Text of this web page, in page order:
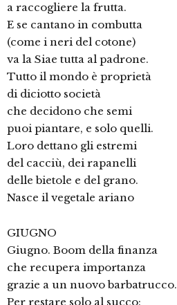
a raccogliere la frutta.
E se cantano in combutta
(come i neri del cotone)
va la Siae tutta al padrone.
Tutto il mondo è proprietà
di diciotto società
che decidono che semi
puoi piantare, e solo quelli.
Loro dettano gli estremi
del cacciù, dei rapanelli
delle bietole e del grano.
Nasce il vegetale ariano
GIUGNO
Giugno. Boom della finanza
che recupera importanza
grazie a un nuovo barbatrucco.
Per restare solo al succo: